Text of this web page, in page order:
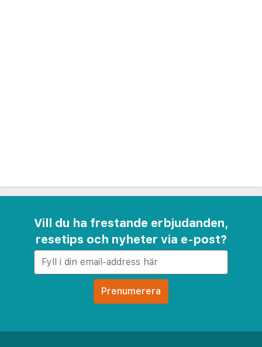
Vill du ha frestande erbjudanden,
resetips och nyheter via e-post?